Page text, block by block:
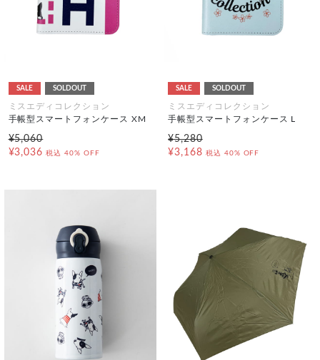
SALE SOLDOUT
ミスエディコレクション
手帳型スマートフォンケース XM
¥5,060
¥3,036 税込 40% OFF
SALE SOLDOUT
ミスエディコレクション
手帳型スマートフォンケース L
¥5,280
¥3,168 税込 40% OFF